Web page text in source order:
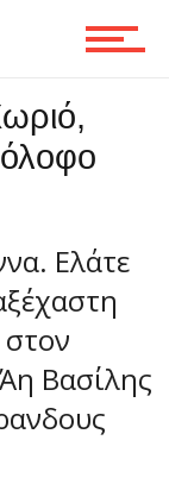
Ελάτε
στον
Βασίλης